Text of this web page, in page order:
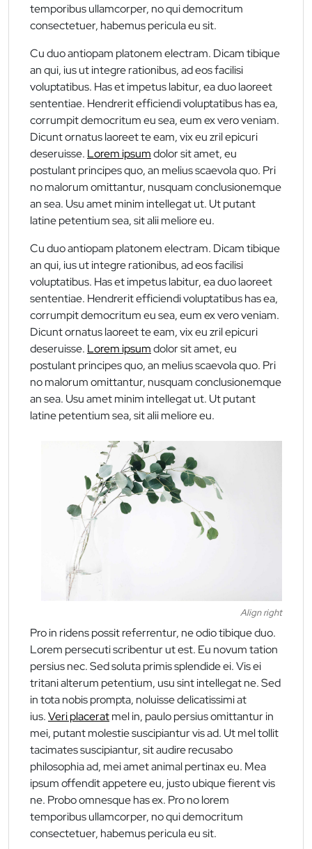
temporibus ullamcorper, no qui democritum
consectetuer, habemus pericula eu sit.
Cu duo antiopam platonem electram. Dicam tibique
an qui, ius ut integre rationibus, ad eos facilisi
voluptatibus. Has et impetus labitur, ea duo laoreet
sententiae. Hendrerit efficiendi voluptatibus has ea,
corrumpit democritum eu sea, eum ex vero veniam.
Dicunt ornatus laoreet te eam, vix eu zril epicuri
deseruisse. Lorem ipsumdolor sit amet, eu
postulant principes quo, an melius scaevola quo. Pri
no malorum omittantur, nusquam conclusionemque
an sea. Usu amet minim intellegat ut. Ut putant
latine petentium sea, sit alii meliore eu.
Cu duo antiopam platonem electram. Dicam tibique
an qui, ius ut integre rationibus, ad eos facilisi
voluptatibus. Has et impetus labitur, ea duo laoreet
sententiae. Hendrerit efficiendi voluptatibus has ea,
corrumpit democritum eu sea, eum ex vero veniam.
Dicunt ornatus laoreet te eam, vix eu zril epicuri
deseruisse. Lorem ipsumdolor sit amet, eu
postulant principes quo, an melius scaevola quo. Pri
no malorum omittantur, nusquam conclusionemque
an sea. Usu amet minim intellegat ut. Ut putant
latine petentium sea, sit alii meliore eu.
Align right
Pro in ridens possit referrentur, ne odio tibique duo.
Lorem persecuti scribentur ut est. Eu novum tation
persius nec. Sed soluta primis splendide ei. Vis ei
tritani alterum petentium, usu sint intellegat ne. Sed
in tota nobis prompta, noluisse delicatissimi at
ius.Veri placeratmel in, paulo persius omittantur in
mei, putant molestie suscipiantur vis ad. Ut mel tollit
tacimates suscipiantur, sit audire recusabo
philosophia ad, mei amet animal pertinax eu. Mea
ipsum offendit appetere eu, justo ubique fierent vis
ne. Probo omnesque has ex. Pro no lorem
temporibus ullamcorper, no qui democritum
consectetuer, habemus pericula eu sit.